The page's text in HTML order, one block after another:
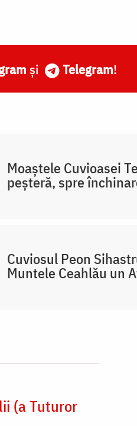
și Telegram!
Moaștele Cuvioasei
peșteră, spre
Cuviosul Peon
Muntele Ceahlău un
(a Tuturor